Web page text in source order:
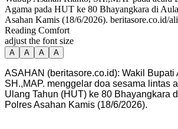
Agama pada HUT ke 80 Bhayangkara di
Asahan Kamis (18/6/2026). beritasore.co.id/
Reading Comfort
adjust the font size
A A A A
ASAHAN (beritasore.co.id): Wakil Bupati
SH.,MAP. menggelar doa sesama lintas
Ulang Tahun (HUT) ke 80 Bhayangkara
Polres Asahan Kamis (18/6/2026).